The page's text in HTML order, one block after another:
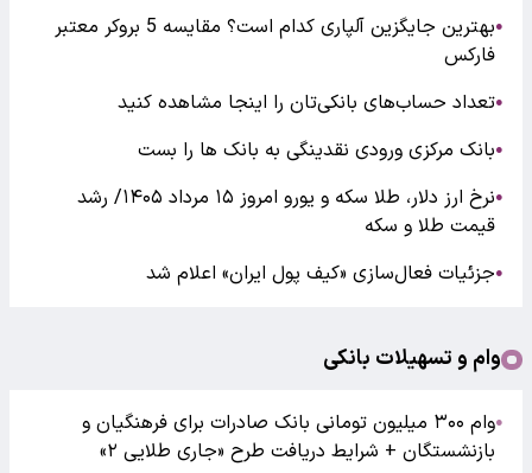
●
بهترین جایگزین آلپاری کدام است؟ مقایسه 5 بروکر معتبر
فارکس
●تعداد حساب‌های بانکی‌تان را اینجا مشاهده کنید
●بانک مرکزی ورودی نقدینگی به بانک ها را بست
●
نرخ ارز دلار، طلا سکه و یورو امروز ۱۵ مرداد ۱۴۰۵/ رشد
قیمت طلا و سکه
●جزئیات فعال‌سازی «کیف پول ایران» اعلام شد
وام و تسهیلات بانکی
●
وام ۳۰۰ میلیون تومانی بانک صادرات برای فرهنگیان و
بازنشستگان + شرایط دریافت طرح «جاری طلایی ۲»